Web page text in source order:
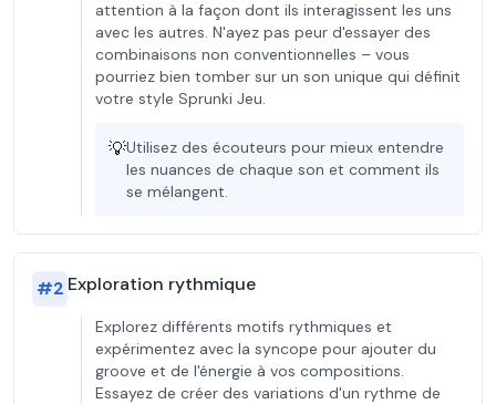
attention à la façon dont ils interagissent les uns
avec les autres. N'ayez pas peur d'essayer des
combinaisons non conventionnelles – vous
pourriez bien tomber sur un son unique qui définit
votre style Sprunki Jeu.
💡Utilisez des écouteurs pour mieux entendre
les nuances de chaque son et comment ils
se mélangent.
#2 Exploration rythmique
Explorez différents motifs rythmiques et
expérimentez avec la syncope pour ajouter du
groove et de l'énergie à vos compositions.
Essayez de créer des variations d'un rythme de